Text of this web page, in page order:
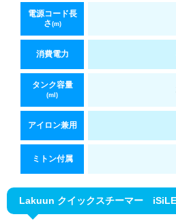
電源コード長
さ (m)
消費電力
タンク容量
(ml)
アイロン兼用
ミトン付属
Lakuun クイックスチーマー